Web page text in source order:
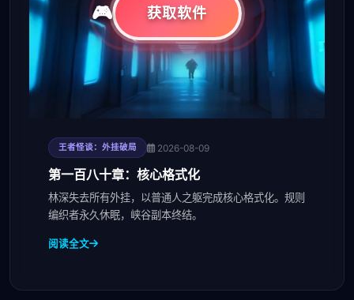
王者怪谈：外挂破局 2026-08-09
第一百八十章：核心格式化
林深失去所有外挂，以普通人之躯完成核心格式化。规则
编织者永久休眠，峡谷副本终结。
阅读全文
获取软件